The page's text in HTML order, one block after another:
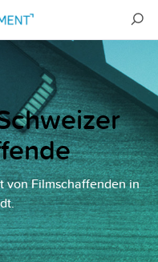
von Filmschaffenden in